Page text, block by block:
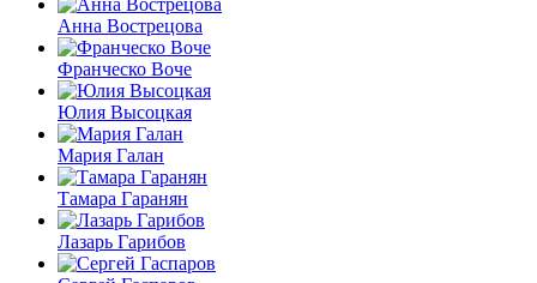
Анна Вострецова
Франческо Воче
Юлия Высоцкая
Мария Галан
Тамара Гаранян
Лазарь Гарибов